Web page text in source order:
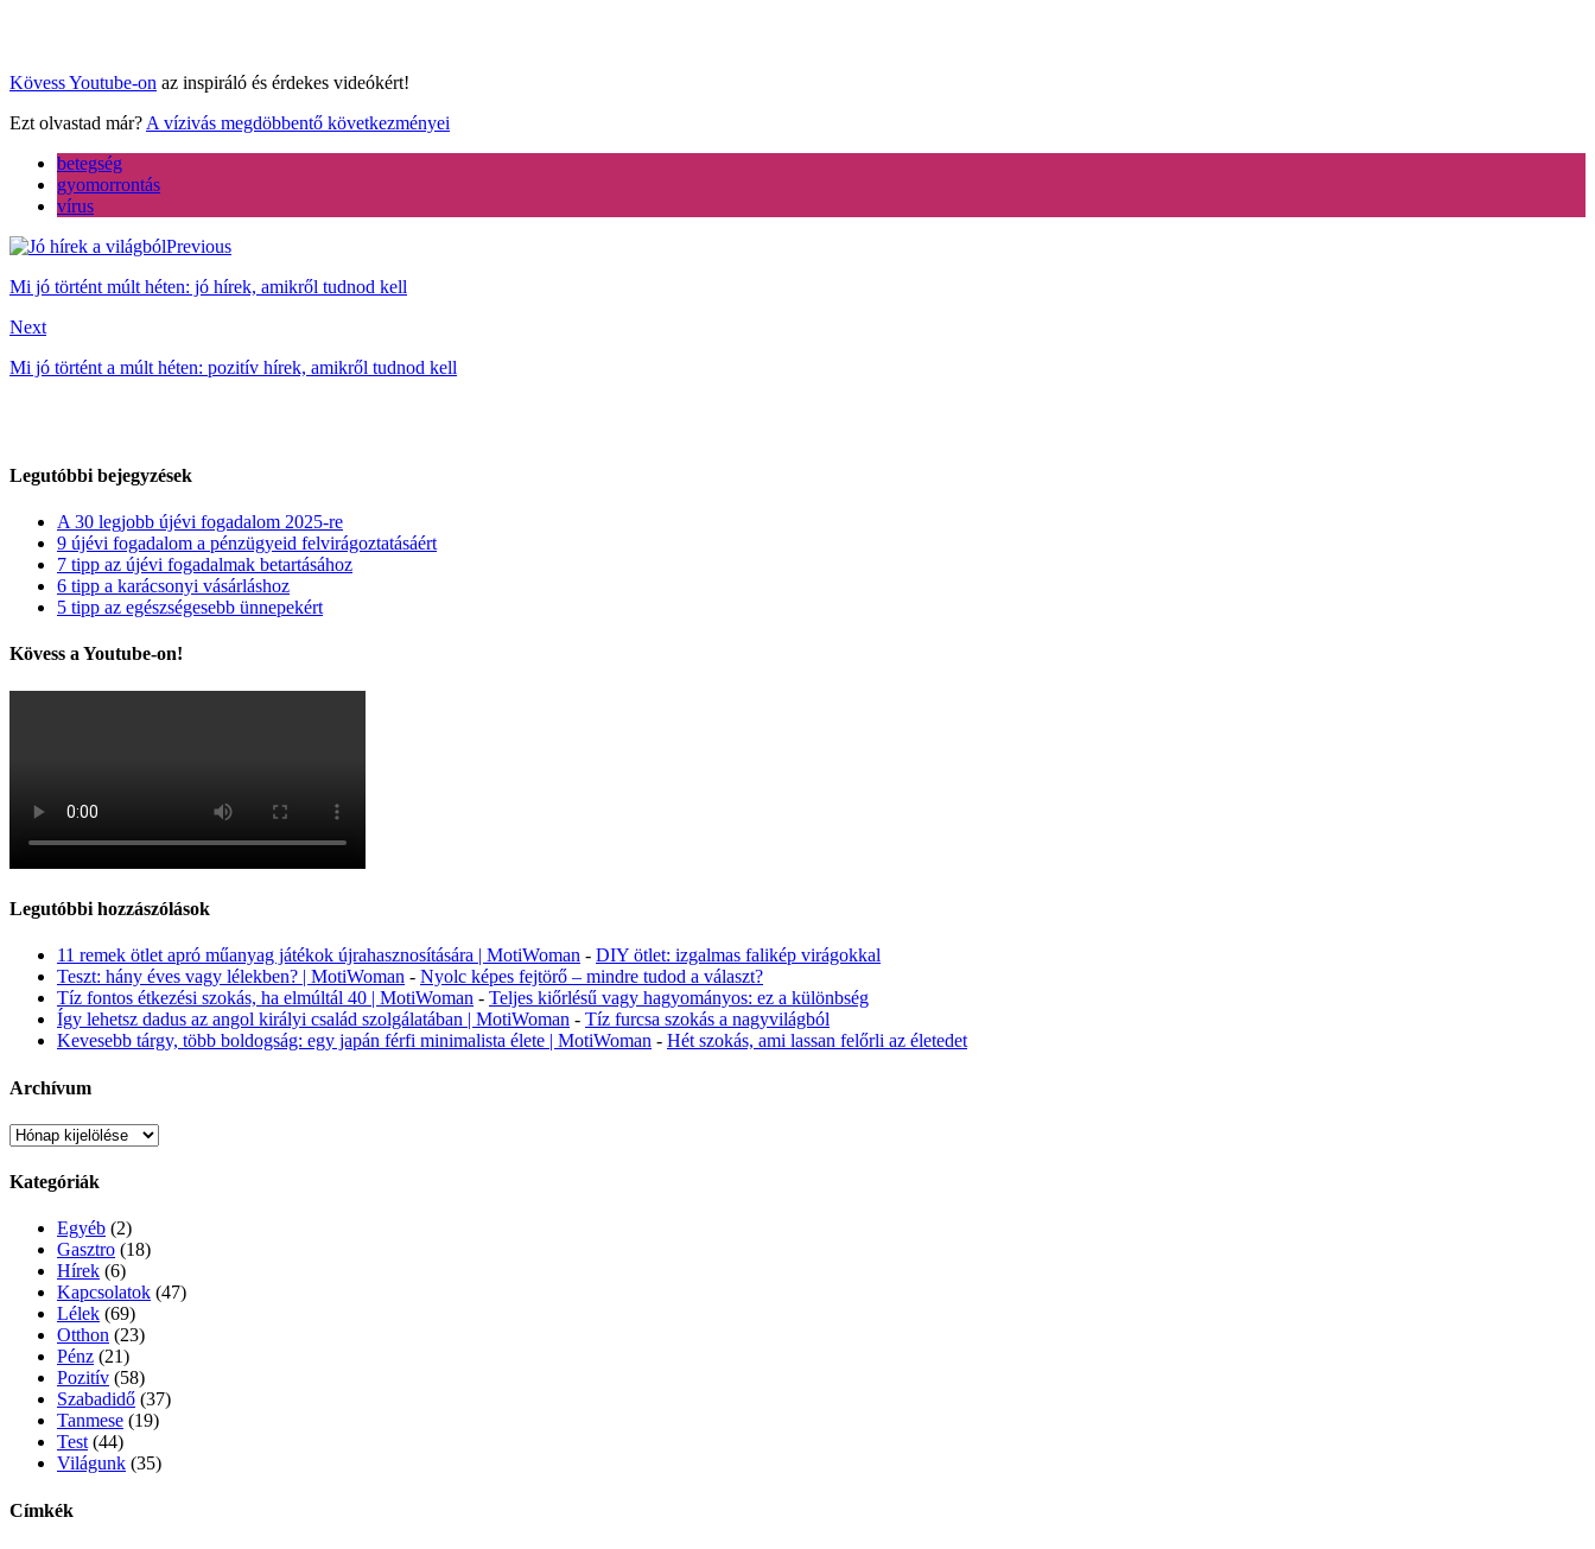
Kövess Youtube-on az inspiráló és érdekes videókért!
Ezt olvastad már? A vízivás megdöbbentő következményei
betegség
gyomorrontás
vírus
Previous
Mi jó történt múlt héten: jó hírek, amikről tudnod kell
Next
Mi jó történt a múlt héten: pozitív hírek, amikről tudnod kell
Legutóbbi bejegyzések
A 30 legjobb újévi fogadalom 2025-re
9 újévi fogadalom a pénzügyeid felvirágoztatásáért
7 tipp az újévi fogadalmak betartásához
6 tipp a karácsonyi vásárláshoz
5 tipp az egészségesebb ünnepekért
Kövess a Youtube-on!
Legutóbbi hozzászólások
11 remek ötlet apró műanyag játékok újrahasznosítására | MotiWoman - DIY ötlet: izgalmas falikép virágokkal
Teszt: hány éves vagy lélekben? | MotiWoman - Nyolc képes fejtörő – mindre tudod a választ?
Tíz fontos étkezési szokás, ha elmúltál 40 | MotiWoman - Teljes kiőrlésű vagy hagyományos: ez a különbség
Így lehetsz dadus az angol királyi család szolgálatában | MotiWoman - Tíz furcsa szokás a nagyvilágból
Kevesebb tárgy, több boldogság: egy japán férfi minimalista élete | MotiWoman - Hét szokás, ami lassan felőrli az életedet
Archívum
Archívum
Kategóriák
Egyéb (2)
Gasztro (18)
Hírek (6)
Kapcsolatok (47)
Lélek (69)
Otthon (23)
Pénz (21)
Pozitív (58)
Szabadidő (37)
Tanmese (19)
Test (44)
Világunk (35)
Címkék